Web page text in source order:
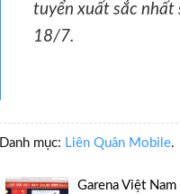
tuyển xuất sắc nhất
18/7.
Danh mục: Liên Quân Mobile.
Garena Việt